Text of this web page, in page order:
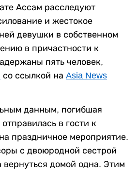
Ассам расследуют
и жестокое
девушки в собственном
в причастности к
пять человек,
со ссылкой на Asia News
данным, погибшая
в гости к
праздничное мероприятие.
с двоюродной сестрой
домой одна. Этим